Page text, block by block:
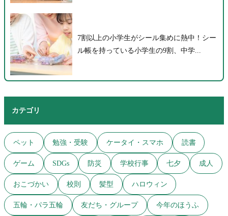
7割以上の小学生がシール集めに熱中！シー
ル帳を持っている小学生の9割、中学...
カテゴリ
ペット 勉強・受験 ケータイ・スマホ 読書
ゲーム SDGs 防災 学校行事 七夕 成人
おこづかい 校則 髪型 ハロウィン
五輪・パラ五輪 友だち・グループ 今年のほうふ